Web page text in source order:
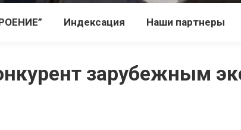
Индекcация Наши партнеры
зарубежным